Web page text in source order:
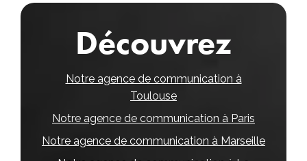
Découvrez
Notre agence de communication à
Toulouse
Notre agence de communication à Paris
Notre agence de communication à Marseille